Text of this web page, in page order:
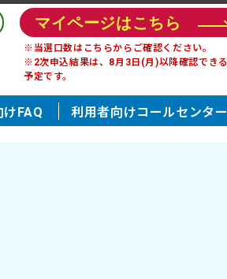
マイページはこちら
※当選口数はこちらからご確認ください。
※2次申込結果は、8月3日(月)以降確認できる
予定です。
FAQ 利用者向けコールセンター